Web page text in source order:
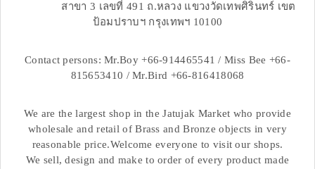
สาขา 3 เลขที่ 491 ถ.หลวง แขวงวัดเทพศิรินทร์ เขต
ป้อมปราบฯ กรุงเทพฯ 10100
Contact persons: Mr.Boy +66-914465541 / Miss Bee +66-
815653410 / Mr.Bird +66-816418068
We are the largest shop in the Jatujak Market who provide
wholesale and retail of Brass and Bronze objects in very
reasonable price.Welcome everyone to visit our shops.
We sell, design and make to order of every product made